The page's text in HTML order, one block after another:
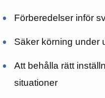
Förberedelser inför
Säker körning under
Att behålla rätt
situationer